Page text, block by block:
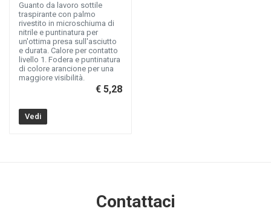
Guanto da lavoro sottile
traspirante con palmo
rivestito in microschiuma di
nitrile e puntinatura per
un'ottima presa sull'asciutto
e durata. Calore per contatto
livello 1. Fodera e puntinatura
di colore arancione per una
maggiore visibilità.
€ 5,28
Vedi
Contattaci